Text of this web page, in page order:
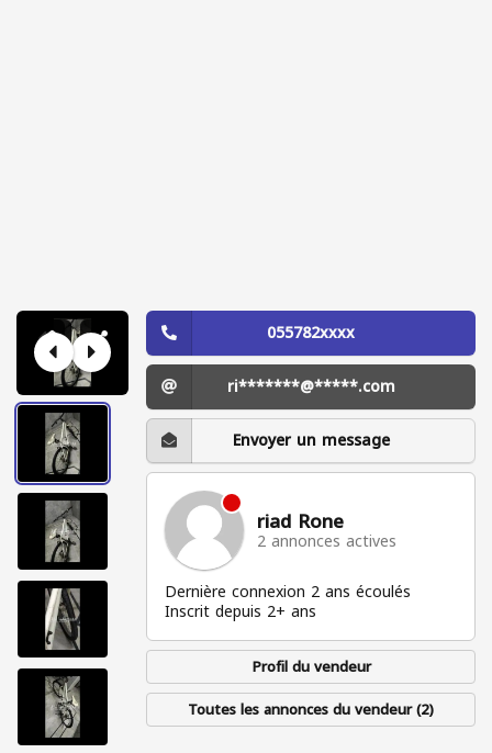
055782xxxx
ri*******@*****.com
Envoyer un message
riad Rone
2 annonces actives
Dernière connexion 2 ans écoulés
Inscrit depuis 2+ ans
Profil du vendeur
Toutes les annonces du vendeur (2)